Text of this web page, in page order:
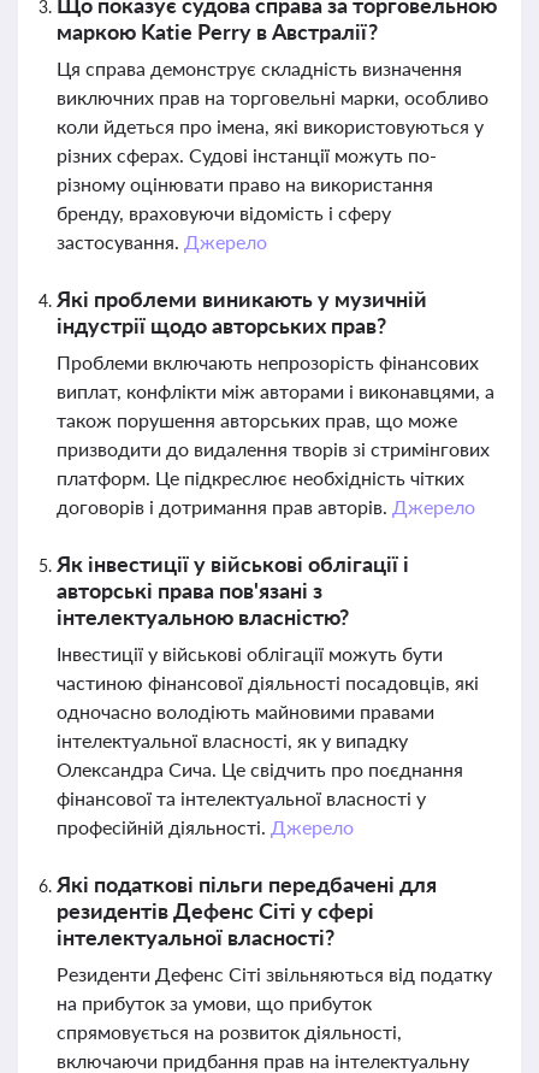
маркою Katie Perry в Австралії?
Ця справа демонструє складність визначення
виключних прав на торговельні марки, особливо
коли йдеться про імена, які використовуються у
різних сферах. Судові інстанції можуть по-
різному оцінювати право на використання
бренду, враховуючи відомість і сферу
застосування. Джерело
Які проблеми виникають у музичній
індустрії щодо авторських прав?
Проблеми включають непрозорість фінансових
виплат, конфлікти між авторами і виконавцями, а
також порушення авторських прав, що може
призводити до видалення творів зі стримінгових
платформ. Це підкреслює необхідність чітких
договорів і дотримання прав авторів. Джерело
Як інвестиції у військові облігації і
авторські права пов'язані з
інтелектуальною власністю?
Інвестиції у військові облігації можуть бути
частиною фінансової діяльності посадовців, які
одночасно володіють майновими правами
інтелектуальної власності, як у випадку
Олександра Сича. Це свідчить про поєднання
фінансової та інтелектуальної власності у
професійній діяльності. Джерело
Які податкові пільги передбачені для
резидентів Дефенс Сіті у сфері
інтелектуальної власності?
Резиденти Дефенс Сіті звільняються від податку
на прибуток за умови, що прибуток
спрямовується на розвиток діяльності,
включаючи придбання прав на інтелектуальну